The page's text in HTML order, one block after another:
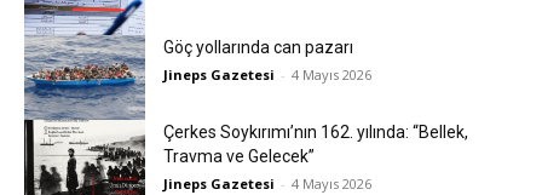
Göç yollarında can pazarı
Jineps Gazetesi - 4 Mayıs 2026
Çerkes Soykırımı’nın 162. yılında: “Bellek,
Travma ve Gelecek”
Jineps Gazetesi - 4 Mayıs 2026